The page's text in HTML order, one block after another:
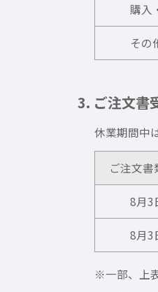
購入
その
3. ご注文書
休業期間中
ご注文書
8月3
8月3
※一部、上